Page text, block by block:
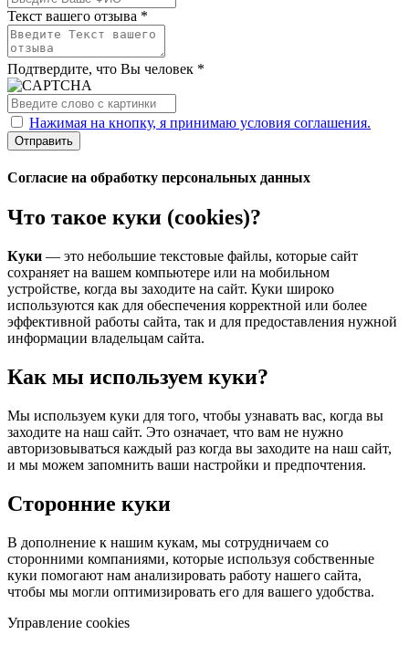
Текст вашего отзыва *
Подтвердите, что Вы человек *
Нажимая на кнопку, я принимаю условия соглашения.
Отправить
Согласие на обработку персональных данных
Что такое куки (cookies)?
Куки — это небольшие текстовые файлы, которые сайт
сохраняет на вашем компьютере или на мобильном
устройстве, когда вы заходите на сайт. Куки широко
используются как для обеспечения корректной или более
эффективной работы сайта, так и для предоставления нужной
информации владельцам сайта.
Как мы используем куки?
Мы используем куки для того, чтобы узнавать вас, когда вы
заходите на наш сайт. Это означает, что вам не нужно
авторизовываться каждый раз когда вы заходите на наш сайт,
и мы можем запомнить ваши настройки и предпочтения.
Сторонние куки
В дополнение к нашим кукам, мы сотрудничаем со
сторонними компаниями, которые используя собственные
куки помогают нам анализировать работу нашего сайта,
чтобы мы могли оптимизировать его для вашего удобства.
Управление cookies